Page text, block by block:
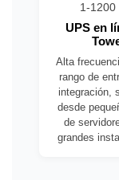
1-1200
UPS en
Alta
rango de
integración,
desde
de
grandes